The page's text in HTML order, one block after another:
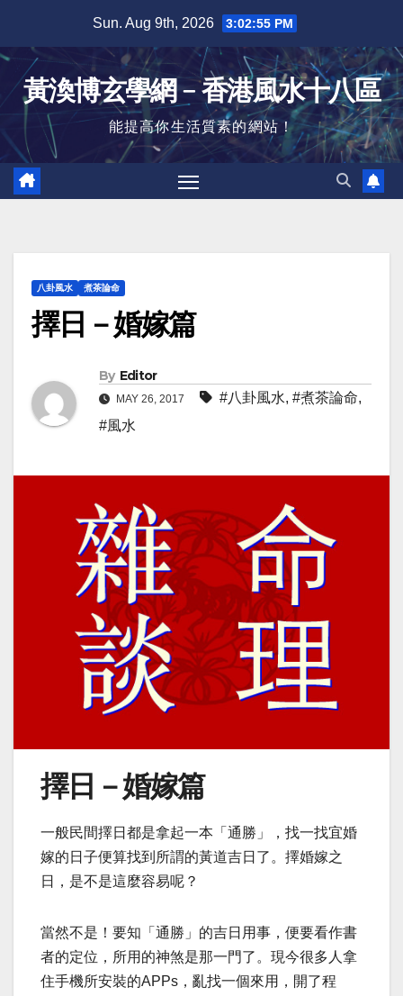
content
Sun. Aug 9th, 2026 3:02:56 PM
黃渙博玄學網﹣香港風水十八區
能提高你生活質素的網站！
八卦風水 煮茶論命
擇日－婚嫁篇
By Editor
MAY 26, 2017 #八卦風水, #煮茶論命,
#風水
擇日－婚嫁篇
一般民間擇日都是拿起一本「通勝」，找一找宜婚
嫁的日子便算找到所謂的黃道吉日了。擇婚嫁之
日，是不是這麼容易呢？
當然不是！要知「通勝」的吉日用事，便要看作書
者的定位，所用的神煞是那一門了。現今很多人拿
住手機所安裝的APPs，亂找一個來用，開了程